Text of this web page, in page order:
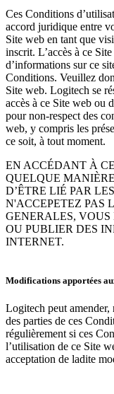
Ces Conditions
accord juridique entre
Site web en tant que
inscrit. L’accès à ce
d’informations sur ce
Conditions. Veuillez
Site web. Logitech se
accès à ce Site web ou
pour non-respect des
web, y compris les
ce soit, à tout moment.
EN ACCÉDANT À
QUELQUE
D’ÊTRE LIÉ PAR
N'ACCEPETEZ PAS
GENERALES, VOUS
OU PUBLIER DES
INTERNET.
Modifications apportées
Logitech peut
des parties de ces
régulièrement si ces
l’utilisation de ce Site
acceptation de ladite